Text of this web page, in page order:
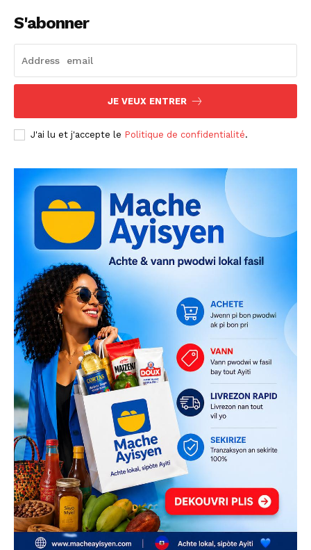
S'abonner
JE VEUX ENTRER
J'ai lu et j'accepte le Politique de confidentialité.